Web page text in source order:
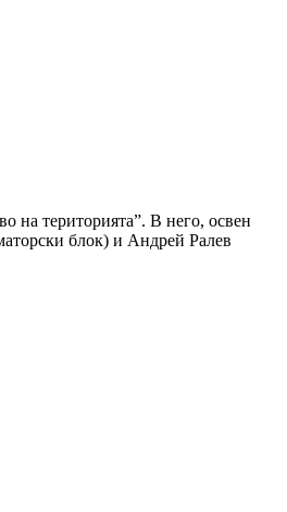
на територията”. В него, освен
блок) и Андрей Ралев